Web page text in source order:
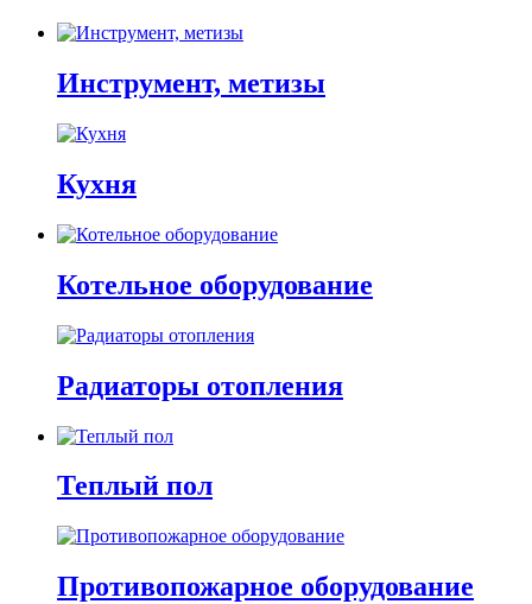
Инструмент, метизы
Кухня
Котельное оборудование
Радиаторы отопления
Теплый пол
Противопожарное оборудование